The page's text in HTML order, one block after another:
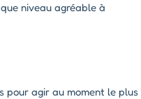
niveau agréable à
pour agir au moment le plus